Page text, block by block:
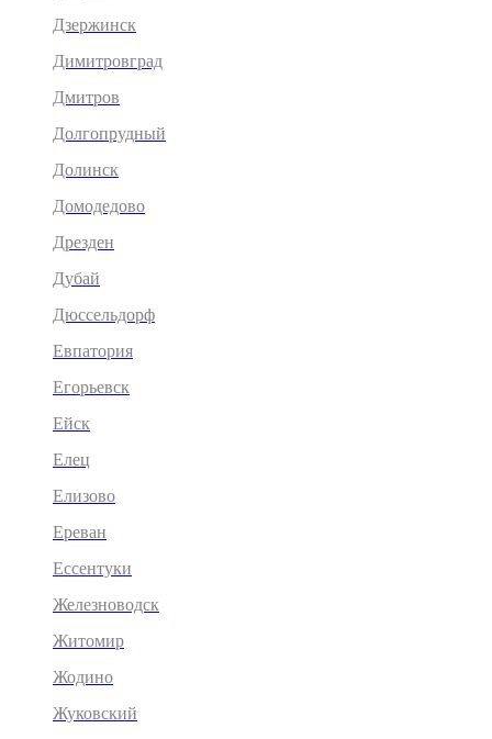
Дзержинск
Димитровград
Дмитров
Долгопрудный
Долинск
Домодедово
Дрезден
Дубай
Дюссельдорф
Евпатория
Егорьевск
Ейск
Елец
Елизово
Ереван
Ессентуки
Железноводск
Житомир
Жодино
Жуковский